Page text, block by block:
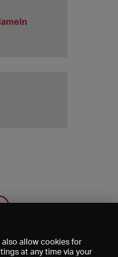
allow cookies for
at any time via your